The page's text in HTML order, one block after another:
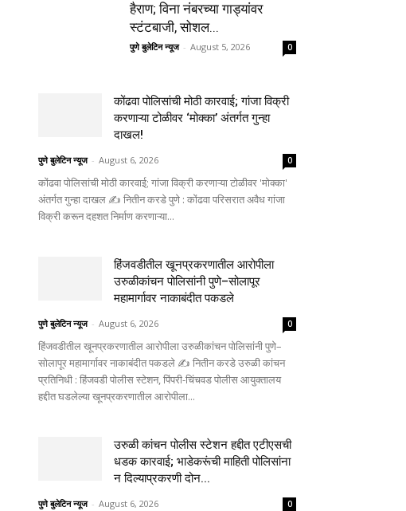
हैराण; विना नंबरच्या गाड्यांवर
स्टंटबाजी, सोशल...
पुणे बुलेटिन न्यूज - August 5, 2026 0
कोंढवा पोलिसांची मोठी कारवाई; गांजा विक्री
करणाऱ्या टोळीवर ‘मोक्का’ अंतर्गत गुन्हा
दाखल!
पुणे बुलेटिन न्यूज - August 6, 2026 0
कोंढवा पोलिसांची मोठी कारवाई; गांजा विक्री करणाऱ्या टोळीवर 'मोक्का'
अंतर्गत गुन्हा दाखल ✍️ नितीन करडे पुणे : कोंढवा परिसरात अवैध गांजा
विक्री करून दहशत निर्माण करणाऱ्या...
हिंजवडीतील खूनप्रकरणातील आरोपीला
उरुळीकांचन पोलिसांनी पुणे–सोलापूर
महामार्गावर नाकाबंदीत पकडले
पुणे बुलेटिन न्यूज - August 6, 2026 0
हिंजवडीतील खूनप्रकरणातील आरोपीला उरुळीकांचन पोलिसांनी पुणे–
सोलापूर महामार्गावर नाकाबंदीत पकडले ✍️ नितीन करडे उरुळी कांचन
प्रतिनिधी : हिंजवडी पोलीस स्टेशन, पिंपरी-चिंचवड पोलीस आयुक्तालय
हद्दीत घडलेल्या खूनप्रकरणातील आरोपीला...
उरुळी कांचन पोलीस स्टेशन हद्दीत एटीएसची
धडक कारवाई; भाडेकरूंची माहिती पोलिसांना
न दिल्याप्रकरणी दोन...
पुणे बुलेटिन न्यूज - August 6, 2026 0